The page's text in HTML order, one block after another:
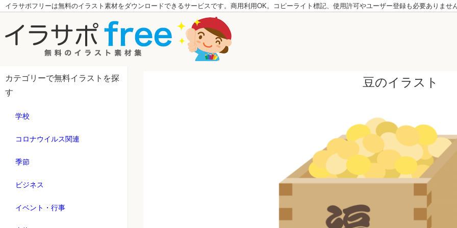
イラサポフリーは無料のイラスト素材をダウンロードできるサービスです。商用利用OK。コピーライト標記、使用許可やユーザー登録も必要ありませ
カテゴリーで無料イラストを探
す
学校
コロナウイルス関連
季節
ビジネス
イベント・行事
豆のイラスト